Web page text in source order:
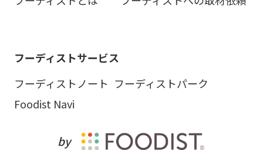
フーディストサービス
フーディストノート フーディストパーク
Foodist Navi
by